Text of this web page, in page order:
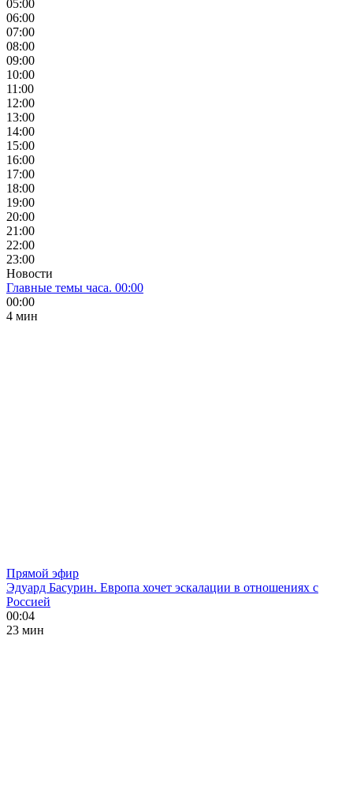
05:00
06:00
07:00
08:00
09:00
10:00
11:00
12:00
13:00
14:00
15:00
16:00
17:00
18:00
19:00
20:00
21:00
22:00
23:00
Новости
Главные темы часа. 00:00
00:00
4 мин
Прямой эфир
Эдуард Басурин. Европа хочет эскалации в отношениях с
Россией
00:04
23 мин